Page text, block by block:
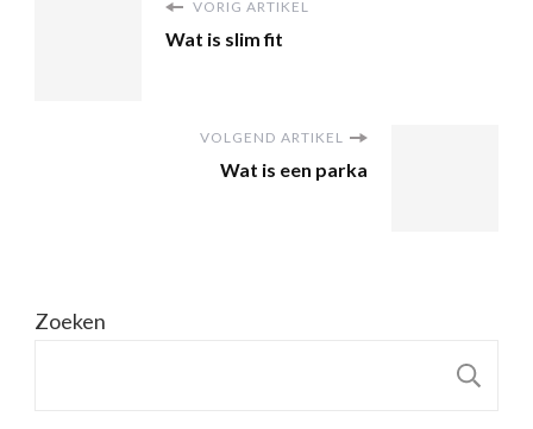
VORIG ARTIKEL
Wat is slim fit
VOLGEND ARTIKEL
Wat is een parka
Zoeken